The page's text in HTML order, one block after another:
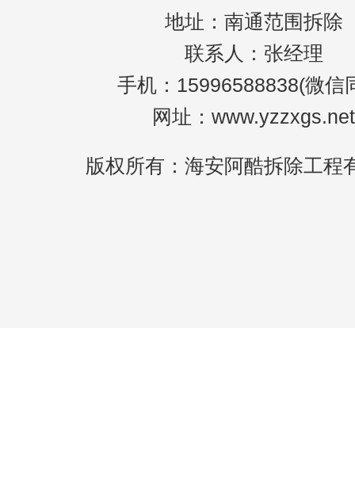
地址：南通范围拆除
联系人：张经理
手机：15996588838(微信
网址：www.yzzxgs.net
版权所有：海安阿酷拆除工程